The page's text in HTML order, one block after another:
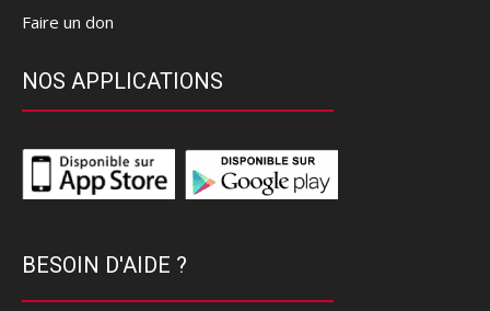
Faire un don
NOS APPLICATIONS
BESOIN D'AIDE ?